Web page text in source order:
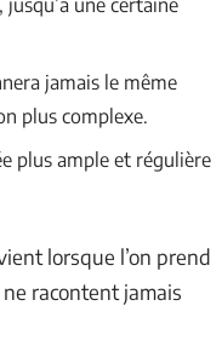
jamais le même
plus complexe.
plus ample et régulière
lorsque l’on prend
racontent jamais